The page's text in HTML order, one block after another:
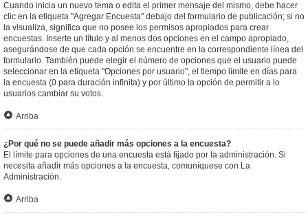
Cuando inicia un nuevo tema o edita el primer mensaje del mismo, debe hacer
clic en la etiqueta "Agregar Encuesta" debajo del formulario de publicación; si no
la visualiza, significa que no posee los permisos apropiados para crear
encuestas. Inserte un título y al menos dos opciones en el campo apropiado,
asegurándose de que cada opción se encuentre en la correspondiente línea del
formulario. También puede elegir el número de opciones que el usuario puede
seleccionar en la etiqueta "Opciones por usuario", el tiempo límite en días para
la encuesta (0 para duración infinita) y por último la opción de permitir a lo
usuarios cambiar su votos.
Arriba
¿Por qué no se puede añadir más opciones a la encuesta?
El límite para opciones de una encuesta está fijado por la administración. Si
necesita añadir más opciones a la encuesta, comuníquese con La
Administración.
Arriba